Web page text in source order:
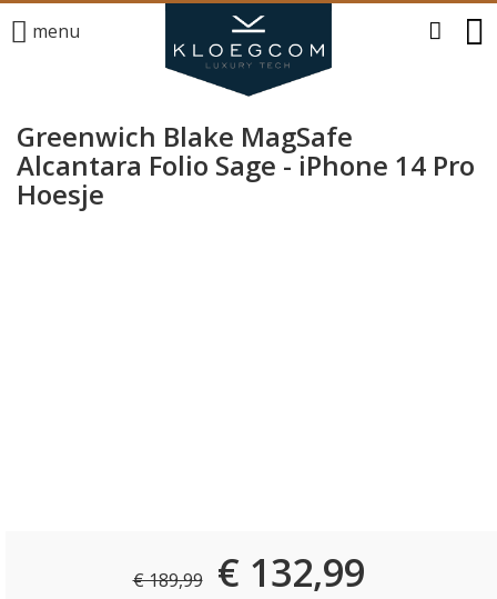
menu
Greenwich Blake MagSafe
Alcantara Folio Sage - iPhone 14 Pro
Hoesje
€ 189,99 € 132,99